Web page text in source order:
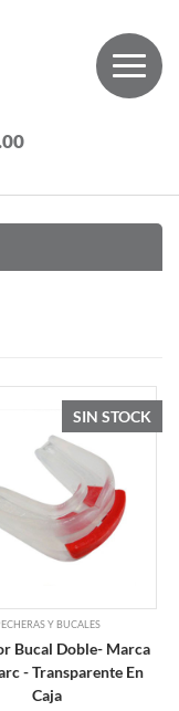
SIN STOCK
Y BUCALES
Bucal Doble- Marca
- Transparente En
Caja